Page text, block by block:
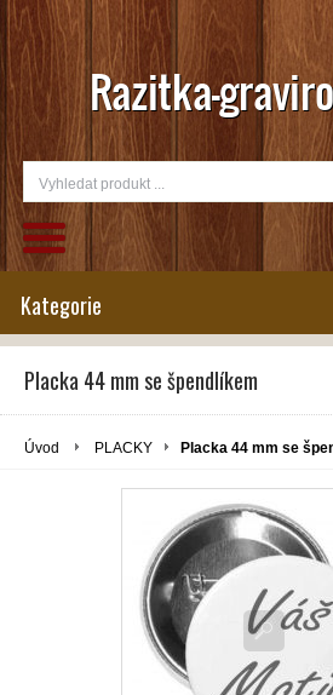
Kategorie
Placka 44 mm se špendlíkem
Úvod PLACKY Placka 44 mm se